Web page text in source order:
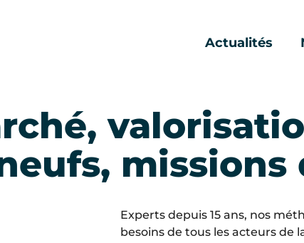
Actualités
missions
Experts depuis 15 ans, nos
besoins de tous les acteurs de